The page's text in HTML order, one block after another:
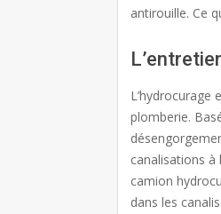
antirouille. Ce
plomberie.
canalisations à
camion
dans les